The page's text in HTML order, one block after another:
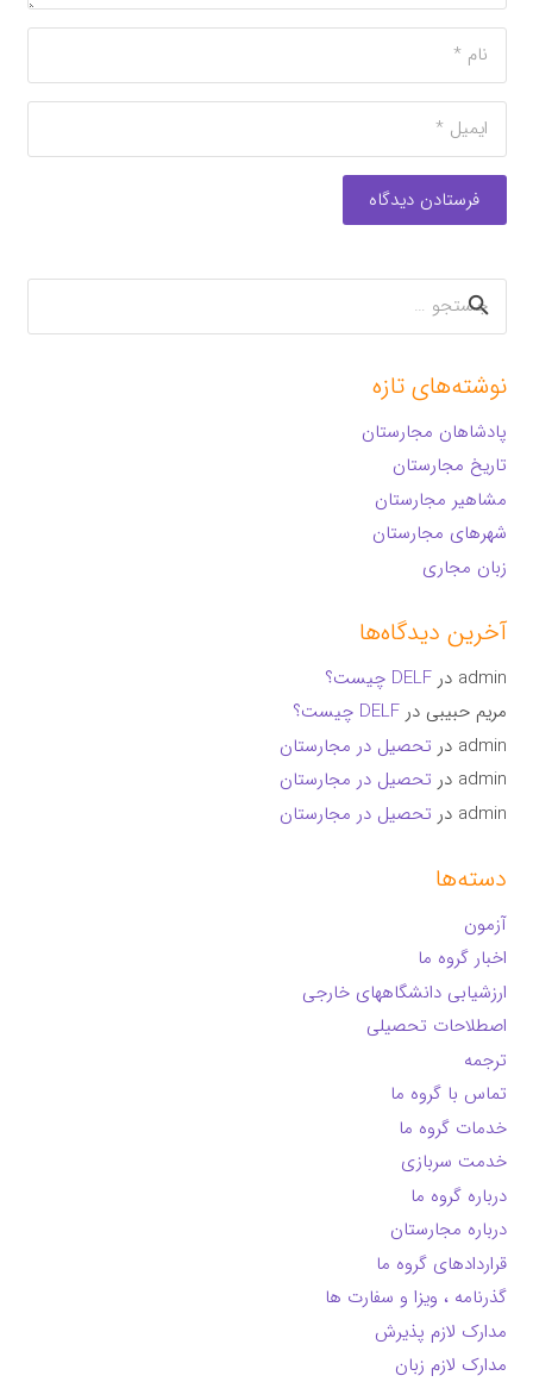
فرستادن دیدگاه
جستجو
برای:
نوشته‌های تازه
پادشاهان مجارستان
تاریخ مجارستان
مشاهیر مجارستان
شهرهای مجارستان
زبان مجاری
آخرین دیدگاه‌ها
admin درDELF چیست؟
مریم حبیبی درDELF چیست؟
admin در تحصیل در مجارستان
admin در تحصیل در مجارستان
admin در تحصیل در مجارستان
دسته‌ها
آزمون
اخبار گروه ما
ارزشیابی دانشگاههای خارجی
اصطلاحات تحصیلی
ترجمه
تماس با گروه ما
خدمات گروه ما
خدمت سربازی
درباره گروه ما
درباره مجارستان
قراردادهای گروه ما
گذرنامه ، ویزا و سفارت ها
مدارک لازم پذیرش
مدارک لازم زبان